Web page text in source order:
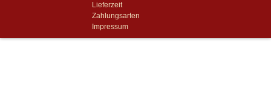
Lieferzeit
Zahlungsarten
Impressum